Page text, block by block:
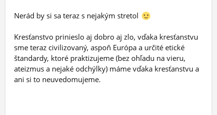
Nerád by si sa teraz s nejakým stretol
Kresťanstvo prinieslo aj dobro aj zlo, vďaka kresťanstvu
sme teraz civilizovaný, aspoň Európa a určité etické
štandardy, ktoré praktizujeme (bez ohľadu na vieru,
ateizmus a nejaké odchýlky) máme vďaka kresťanstvu a
ani si to neuvedomujeme.